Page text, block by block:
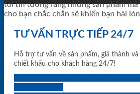
tôi tin tưởng rằng những sản phẩm
cho bạn chắc chắn sẽ khiến bạn hài
TƯ VẤN TRỰC TIẾP 24/7
Hỗ trợ tư vấn về sản phẩm, giá thành
chiết khấu cho khách hàng 24/7!